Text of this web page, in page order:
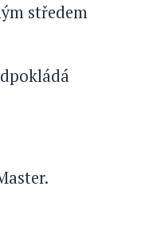
středem